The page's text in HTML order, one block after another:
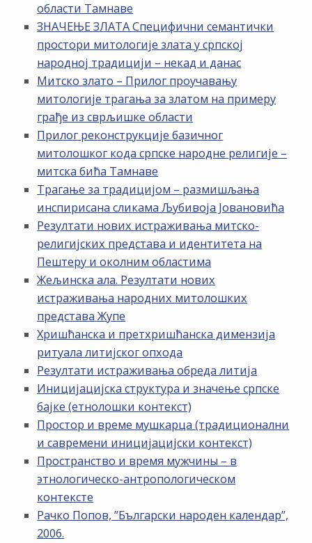
области Тамнаве
ЗНАЧЕЊЕ ЗЛАТА Специфични семантички
простори митологије злата у српској
народној традицији – некад и данас
Митско злато – Прилог проучавању
митологије трагања за златом на примеру
грађе из сврљишке области
Прилог реконструкције базичног
митолошког кода српске народне религије –
митска бића Тамнаве
Трагање за традицијом – размишљања
инспирисана сликама Љубивоја Јовановића
Резултати нових истраживања митско-
религијских представа и идентитета на
Пештеру и околним областима
Жељинска ала. Резултати нових
истраживања народних митолошких
представа Жупе
Хришћанска и претхришћанска димензија
ритуала литијског опхода
Резултати истраживања обреда литија
Иницијацијска структура и значење српске
бајке (етнолошки контекст)
Простор и време мушкарца (традиционални
и савремени иницијацијски контекст)
Пространство и время мужчины – в
этнологическо-антропологическом
контексте
Рачко Попов, ”Български народен календар”,
2006.